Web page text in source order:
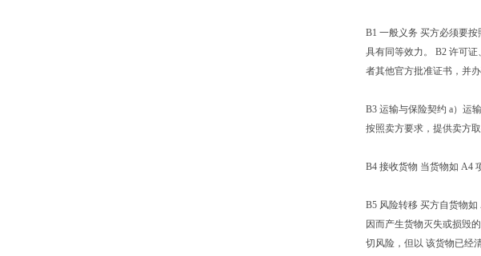
B1 一般义务 买方必须要
具有同等效力。 B2 许可
者其他官方批准证书，并
B3 运输与保险契约 a）运
按照卖方要求，提供卖方
B4 接收货物 当货物如 A4
B5 风险转移 买方自货物
因而产生货物灭失或损毁
切风险，但以 该货物已经